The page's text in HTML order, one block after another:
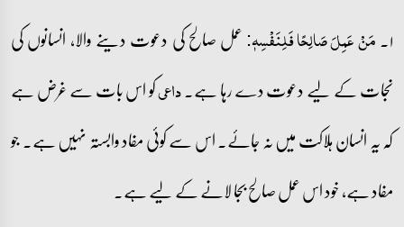
۱۔ مَنۡ عَمِلَ صَالِحًا فَلِنَفۡسِہٖ:عمل صالح کی دعوت دینے والا، انسانوں کی
نجات کے لیے دعوت دے رہا ہے۔داعیکو اس بات سے غرض ہے
کہ یہ انسان ہلاکت میں نہ جائے۔ اس سے کوئی مفاد وابستہ نہیں ہے۔ جو
مفاد ہے، خود اس عمل صالح بجا لانے کے لیے ہے۔